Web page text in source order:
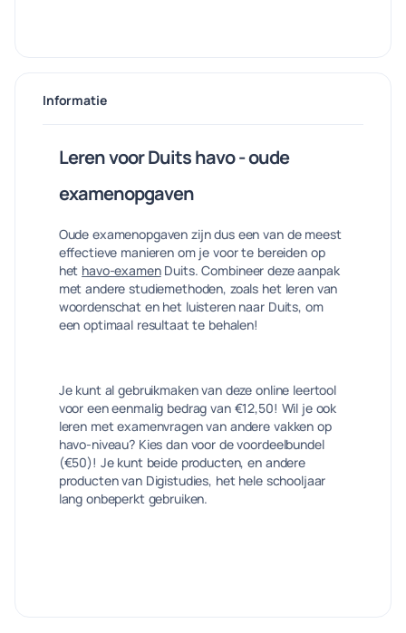
Informatie
Leren voor Duits havo - oude
examenopgaven
Oude examenopgaven zijn dus een van de meest
effectieve manieren om je voor te bereiden op
het havo-examenDuits. Combineer deze aanpak
met andere studiemethoden, zoals het leren van
woordenschat en het luisteren naar Duits, om
een optimaal resultaat te behalen!
Je kunt al gebruikmaken van deze online leertool
voor een eenmalig bedrag van €12,50! Wil je ook
leren met examenvragen van andere vakken op
havo-niveau? Kies dan voor de voordeelbundel
(€50)! Je kunt beide producten, en andere
producten van Digistudies, het hele schooljaar
lang onbeperkt gebruiken.